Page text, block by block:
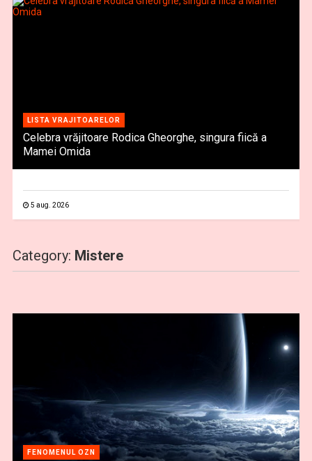
LISTA VRAJITOARELOR
Celebra vrăjitoare Rodica Gheorghe, singura fiică a
Mamei Omida
5 aug. 2026
Category: Mistere
FENOMENUL OZN